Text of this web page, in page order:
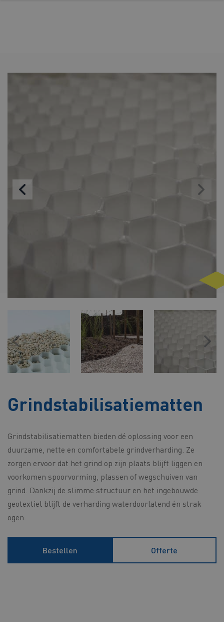
Grindstabilisatiematten
Grindstabilisatiematten bieden dé oplossing voor een
duurzame, nette en comfortabele grindverharding. Ze
zorgen ervoor dat het grind op zijn plaats blijft liggen en
voorkomen spoorvorming, plassen of wegschuiven van
grind. Dankzij de slimme structuur en het ingebouwde
geotextiel blijft de verharding waterdoorlatend én strak
ogen.
Bestellen Offerte